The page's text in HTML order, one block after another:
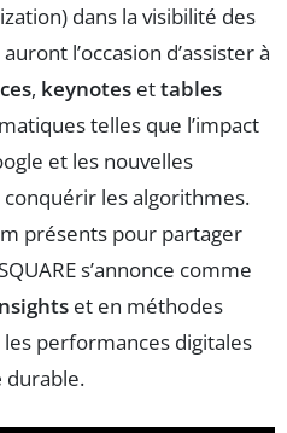
dans la visibilité des
l’occasion d’assister à
, keynotes ettables
telles que l’impact
et les nouvelles
les algorithmes.
présents pour partager
s’annonce comme
et en méthodes
performances digitales
durable.